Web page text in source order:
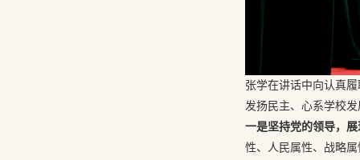
张学在讲话中向认真
发扬民主、心系学校
一是坚持党的领导，
性、人民属性、战略